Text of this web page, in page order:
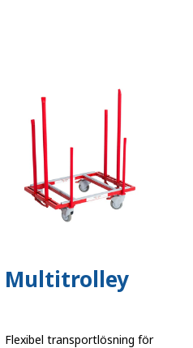
Multitrolley
Flexibel transportlösning för